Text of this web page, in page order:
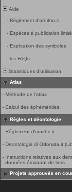
Aide
- Réglement d'ornitho.it
- Espèces à publication
- Explication des symboles
- les FAQs
Statistiques d'utilisation
Atlas
- Méthode de l'atlas
- Calcul des éphémérides
Règles et déontologie
- Réglement d'ornitho.it
- Deontologia di Odonata.it
- Instructions relatives aux
données émanant de tiers
Projets approuvés en